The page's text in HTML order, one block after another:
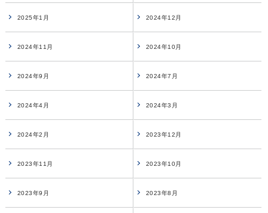
2025年1月 2024年12月
2024年11月 2024年10月
2024年9月 2024年7月
2024年4月 2024年3月
2024年2月 2023年12月
2023年11月 2023年10月
2023年9月 2023年8月